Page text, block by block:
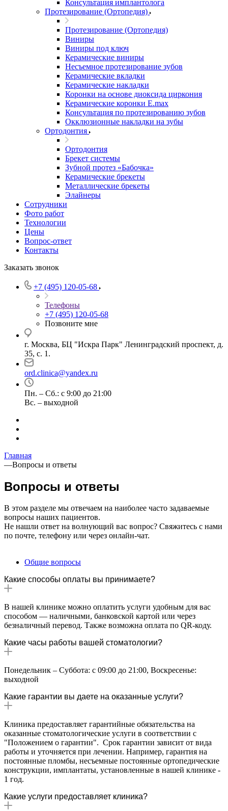
Консультация имплантолога
Протезирование (Ортопедия)
Протезирование (Ортопедия)
Виниры
Виниры под ключ
Керамические виниры
Несъемное протезирование зубов
Керамические вкладки
Керамические накладки
Коронки на основе диоксида циркония
Керамические коронки E.max
Консультация по протезированию зубов
Окклюзионные накладки на зубы
Ортодонтия
Ортодонтия
Брекет системы
Зубной протез «Бабочка»
Керамические брекеты
Металлические брекеты
Элайнеры
Сотрудники
Фото работ
Технологии
Цены
Вопрос-ответ
Контакты
Заказать звонок
+7 (495) 120-05-68
Телефоны
+7 (495) 120-05-68
Позвоните мне
г. Москва, БЦ "Искра Парк" Ленинградский проспект, д.
35, с. 1.
ord.clinica@yandex.ru
Пн. – Сб.: с 9:00 до 21:00
Вс. – выходной
Главная
—Вопросы и ответы
Вопросы и ответы
В этом разделе мы отвечаем на наиболее часто задаваемые
вопросы наших пациентов.
Не нашли ответ на волнующий вас вопрос? Свяжитесь с нами
по почте, телефону или через онлайн-чат.
Общие вопросы
Какие способы оплаты вы принимаете?
В нашей клинике можно оплатить услуги удобным для вас
способом — наличными, банковской картой или через
безналичный перевод. Также возможна оплата по QR-коду.
Какие часы работы вашей стоматологии?
Понедельник – Суббота: с 09:00 до 21:00, Воскресенье:
выходной
Какие гарантии вы даете на оказанные услуги?
Клиника предоставляет гарантийные обязательства на
оказанные стоматологические услуги в соответствии с
"Положением о гарантии". Срок гарантии зависит от вида
работы и уточняется при лечении. Например, гарантия на
постоянные пломбы, несъемные постоянные ортопедические
конструкции, имплантаты, установленные в нашей клинике -
1 год.
Какие услуги предоставляет клиника?